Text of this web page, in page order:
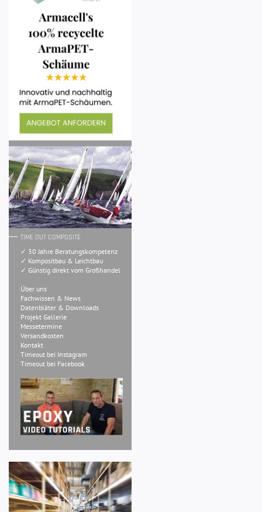
TIME OUT COMPOSITE
✓ 30 Jahre Beratungskompetenz
✓ Kompositbau & Leichtbau
✓ Günstig direkt vom Großhandel
Über uns
Fachwissen & News
Datenbläter & Downloads
Projekt Gallerie
Messetermine
Versandkosten
Kontakt
Timeout bei Instagram
Timeout bei Facebook